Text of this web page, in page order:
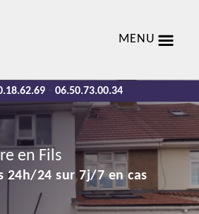
MENU
- 06.50.73.00.34
en Fils
24h/24 sur 7j/7 en cas